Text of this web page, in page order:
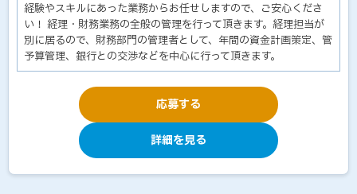
経験やスキルにあった業務からお任せしますので、ご安心くださ
い！ 経理・財務業務の全般の管理を行って頂きます。経理担当が
別に居るので、財務部門の管理者として、年間の資金計画策定、管
予算管理、銀行との交渉などを中心に行って頂きます。
応募する
詳細を見る